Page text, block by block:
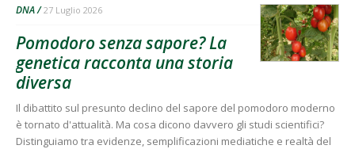
DNA 27 Luglio 2026
Pomodoro senza sapore? La
genetica racconta una storia
diversa
Il dibattito sul presunto declino del sapore del pomodoro moderno
è tornato d'attualità. Ma cosa dicono davvero gli studi scientifici?
Distinguiamo tra evidenze, semplificazioni mediatiche e realtà del